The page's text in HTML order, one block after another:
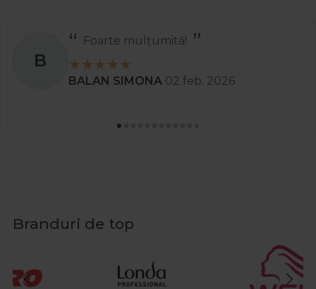
B
Foarte mulțumită!
BALAN SIMONA 02 feb. 2026
Branduri de top